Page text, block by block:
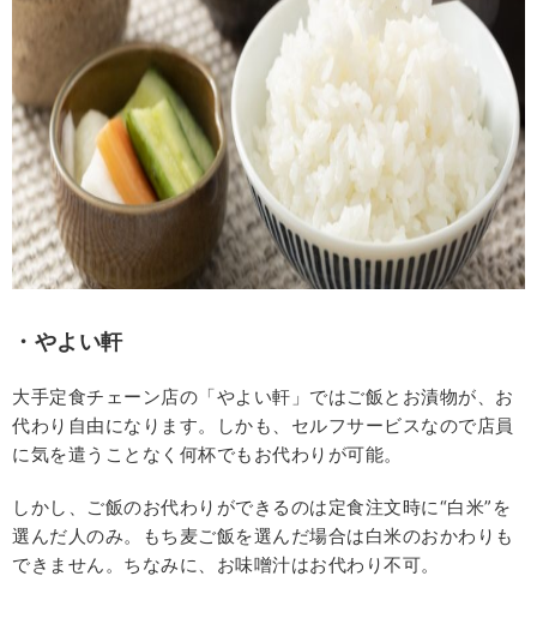
・やよい軒
大手定食チェーン店の「やよい軒」ではご飯とお漬物が、お
代わり自由になります。しかも、セルフサービスなので店員
に気を遣うことなく何杯でもお代わりが可能。
しかし、ご飯のお代わりができるのは定食注文時に“白米”を
選んだ人のみ。もち麦ご飯を選んだ場合は白米のおかわりも
できません。ちなみに、お味噌汁はお代わり不可。